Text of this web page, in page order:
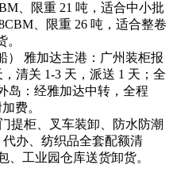
、限重 21 吨，适合中小批
、限重 26 吨，适合整卷
） 雅加达主港：广州装柜报
清关 1-3 天，派送 1 天；全
岛：经雅加达中转，全程
费。
提柜、叉车装卸、防水防潮
办、纺织品全套配额清
、工业园仓库送货卸货。